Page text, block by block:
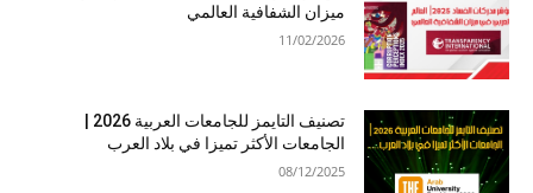
ميزان الشفافية العالمي
11/02/2026
الجامعات الأكثر تميزا في بلاد العرب
08/12/2025